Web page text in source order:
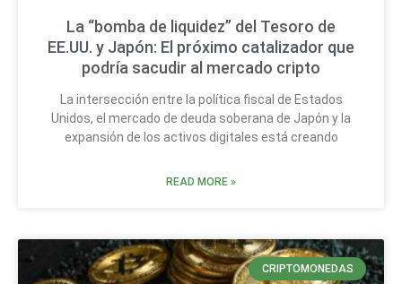
La “bomba de liquidez” del Tesoro de
EE.UU. y Japón: El próximo catalizador que
podría sacudir al mercado cripto
La intersección entre la política fiscal de Estados
Unidos, el mercado de deuda soberana de Japón y la
expansión de los activos digitales está creando
READ MORE »
CRIPTOMONEDAS